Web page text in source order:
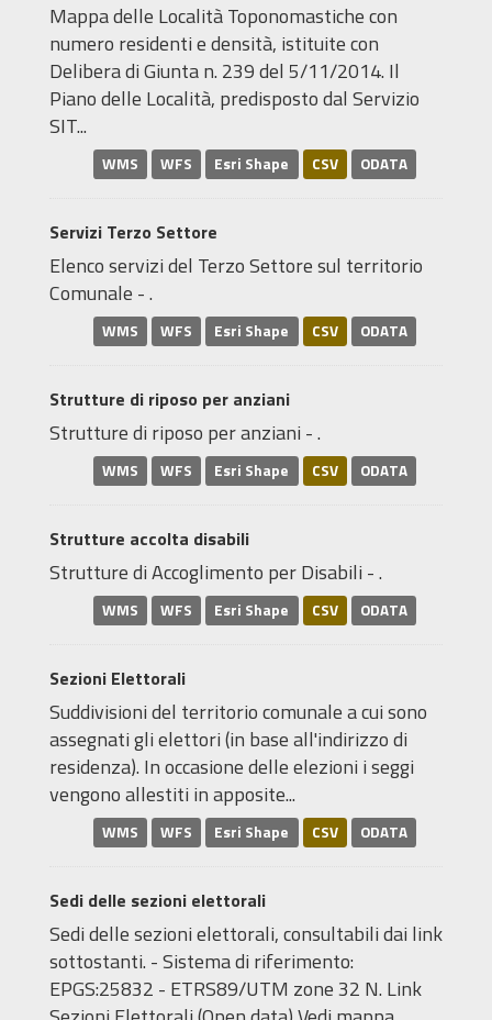
Mappa delle Località Toponomastiche con
numero residenti e densità, istituite con
Delibera di Giunta n. 239 del 5/11/2014. Il
Piano delle Località, predisposto dal Servizio
SIT...
WMS WFS Esri Shape CSV ODATA
Servizi Terzo Settore
Elenco servizi del Terzo Settore sul territorio
Comunale - .
WMS WFS Esri Shape CSV ODATA
Strutture di riposo per anziani
Strutture di riposo per anziani - .
WMS WFS Esri Shape CSV ODATA
Strutture accolta disabili
Strutture di Accoglimento per Disabili - .
WMS WFS Esri Shape CSV ODATA
Sezioni Elettorali
Suddivisioni del territorio comunale a cui sono
assegnati gli elettori (in base all'indirizzo di
residenza). In occasione delle elezioni i seggi
vengono allestiti in apposite...
WMS WFS Esri Shape CSV ODATA
Sedi delle sezioni elettorali
Sedi delle sezioni elettorali, consultabili dai link
sottostanti. - Sistema di riferimento:
EPGS:25832 - ETRS89/UTM zone 32 N. Link